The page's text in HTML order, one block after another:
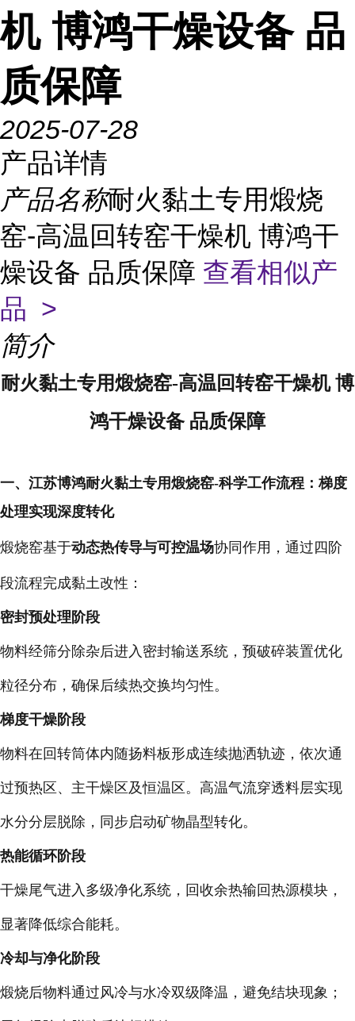
机 博鸿干燥设备 品
质保障
2025-07-28
产品详情
产品名称耐火黏土专用煅烧
窑-高温回转窑干燥机 博鸿干
燥设备 品质保障 查看相似产
品 >
简介
耐火黏土专用煅烧窑-高温回转窑干燥机 博
鸿干燥设备 品质保障
一、江苏博鸿耐火黏土专用煅烧窑-科学工作流程：梯度
处理实现深度转化
煅烧窑基于动态热传导与可控温场协同作用，通过四阶
段流程完成黏土改性：
密封预处理阶段
物料经筛分除杂后进入密封输送系统，预破碎装置优化
粒径分布，确保后续热交换均匀性。
梯度干燥阶段
物料在回转筒体内随扬料板形成连续抛洒轨迹，依次通
过预热区、主干燥区及恒温区。高温气流穿透料层实现
水分分层脱除，同步启动矿物晶型转化。
热能循环阶段
干燥尾气进入多级净化系统，回收余热输回热源模块，
显著降低综合能耗。
冷却与净化阶段
煅烧后物料通过风冷与水冷双级降温，避免结块现象；